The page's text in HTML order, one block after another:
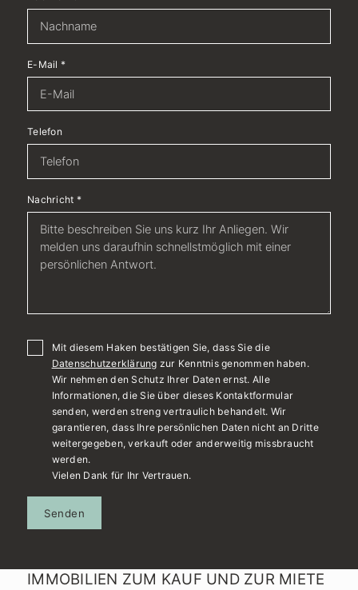
E-Mail *
Telefon
Nachricht *
Mit diesem Haken bestätigen Sie, dass Sie die
Datenschutzerklärung zur Kenntnis genommen haben.
Wir nehmen den Schutz Ihrer Daten ernst. Alle
Informationen, die Sie über dieses Kontaktformular
senden, werden streng vertraulich behandelt. Wir
garantieren, dass Ihre persönlichen Daten nicht an Dritte
weitergegeben, verkauft oder anderweitig missbraucht
werden.
Vielen Dank für Ihr Vertrauen.
Senden
IMMOBILIEN ZUM KAUF UND ZUR MIETE